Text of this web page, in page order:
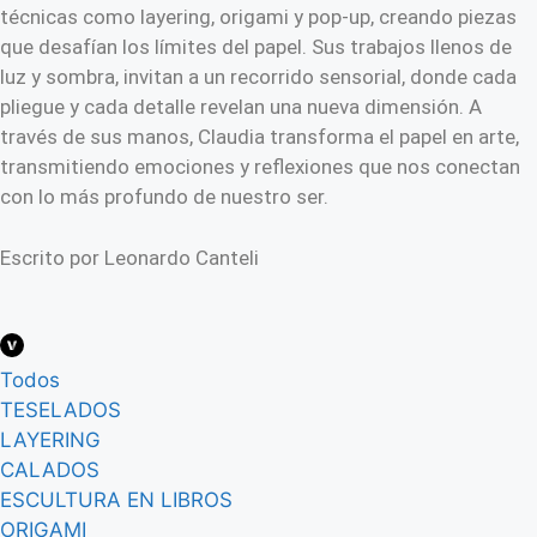
técnicas como layering, origami y pop-up, creando piezas
que desafían los límites del papel. Sus trabajos llenos de
luz y sombra, invitan a un recorrido sensorial, donde cada
pliegue y cada detalle revelan una nueva dimensión. A
través de sus manos, Claudia transforma el papel en arte,
transmitiendo emociones y reflexiones que nos conectan
con lo más profundo de nuestro ser.
Escrito por Leonardo Canteli
Todos
TESELADOS
LAYERING
CALADOS
ESCULTURA EN LIBROS
ORIGAMI